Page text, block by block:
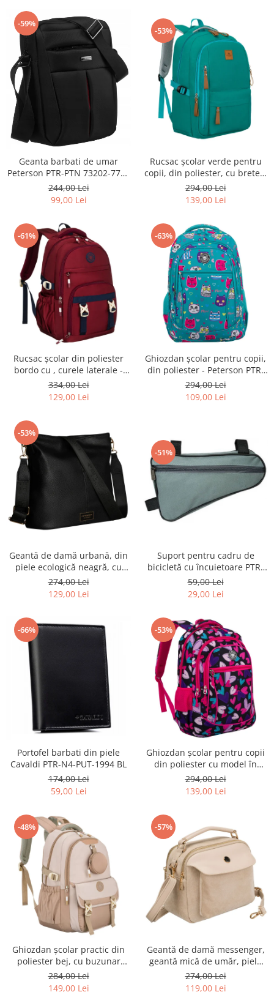
-59%
Geanta barbati de umar
Peterson PTR-PTN 73202-7738
BL
244,00 Lei
99,00 Lei
-53%
Rucsac școlar verde pentru
copii, din poliester, cu bretele
reglabile - Peterson PTR-PTN
BHX-01-9259 Gree
294,00 Lei
139,00 Lei
-61%
Rucsac școlar din poliester
bordo cu , curele laterale -
Peterson PTR-PTN 8594-1402
BORDO
334,00 Lei
129,00 Lei
-63%
Ghiozdan școlar pentru copii,
din poliester - Peterson PTR-
PTN BIEDRONKA G28
294,00 Lei
109,00 Lei
-53%
Geantă de damă urbană, din
piele ecologică neagră, cu
curea reglabilă - Peterson
PTR-PTN JK6-06-6642
274,00 Lei
129,00 Lei
-51%
Suport pentru cadru de
bicicletă cu încuietoare PTR-
AR-S-101
59,00 Lei
29,00 Lei
-66%
Portofel barbati din piele
Cavaldi PTR-N4-PUT-1994 BL
174,00 Lei
59,00 Lei
-53%
Ghiozdan școlar pentru copii
din poliester cu model în
formă de inimă - Peterson
PTR-PTN BIEDRONKA G54
294,00 Lei
139,00 Lei
-48%
Ghiozdan școlar practic din
poliester bej, cu buzunar
suplimentar și spațiu pentru
o sticlă de apă - Peterson PTR-
284,00 Lei
149,00 Lei
-57%
Geantă de damă messenger,
geantă mică de umăr, piele
ecologică, geantă bej cu
fermoar la modă - Peterson
274,00 Lei
119,00 Lei